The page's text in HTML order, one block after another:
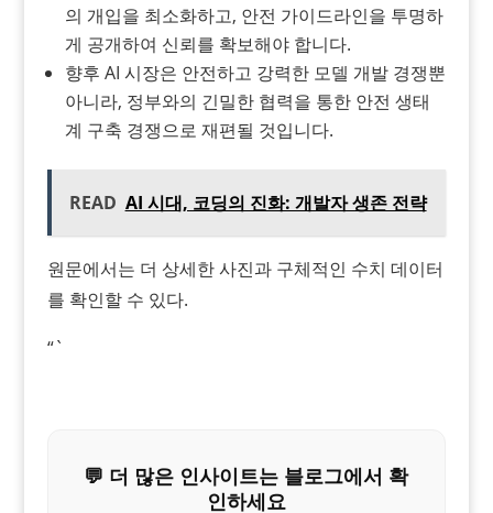
의 개입을 최소화하고, 안전 가이드라인을 투명하
게 공개하여 신뢰를 확보해야 합니다.
향후 AI 시장은 안전하고 강력한 모델 개발 경쟁뿐
아니라, 정부와의 긴밀한 협력을 통한 안전 생태
계 구축 경쟁으로 재편될 것입니다.
READ AI 시대, 코딩의 진화: 개발자 생존 전략
원문에서는 더 상세한 사진과 구체적인 수치 데이터
를 확인할 수 있다.
“`
💬 더 많은 인사이트는 블로그에서 확
인하세요